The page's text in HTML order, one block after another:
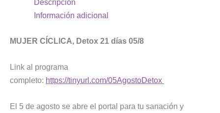
Descripción
Información adicional
MUJER CÍCLICA, Detox 21 días 05/8
Link al programa
completo: https://tinyurl.com/05AgostoDetox
El 5 de agosto se abre el portal para tu sanación y